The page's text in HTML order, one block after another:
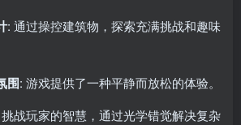
: 通过操控建筑物，探索充满挑战和趣味
围: 游戏提供了一种平静而放松的体验。
战玩家的智慧，通过光学错觉解决复杂